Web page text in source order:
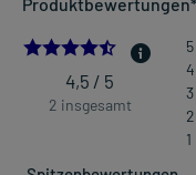
4.5
4,5 / 5
2 insgesamt
5
4
3
2
1